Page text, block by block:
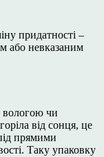
придатності –
або невказаним
чи
від сонця, це
прямими
Таку упаковку